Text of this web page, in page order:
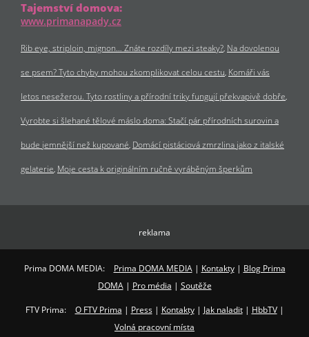
Tajemství domova:
www.primanapady.cz
Rib eye, striploin, mignon… Znáte rozdíly mezi steaky? Na dovolenou
se psem? Tyto chyby mohou zkomplikovat celou cestu Komáři vás
letos nesežerou. Tyto rostliny a přírodní triky fungují překvapivě dobře
Vyrobte si šlehané tělové máslo doma: Stačí pár přírodních surovin a
bude jemnější než kupované Domácí pistáciová zmrzlina jako z italské
gelaterie Moje cesta k originálním ručně vyráběným šperkům
reklama
Prima DOMA MEDIA: Prima DOMA MEDIA| Kontakty| Blog Prima
DOMA| Pro média | Soutěže
FTV Prima: O FTV Prima | Press| Kontakty| Jak naladit| HbbTV|
Volná pracovní místa